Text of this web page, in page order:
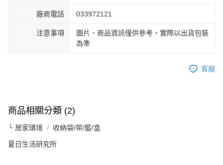
廠商電話 033972121
注意事項
圖片、商品資訊僅供參考，實際以出貨包裝
為準
客服
商品相關分類 (2)
└ 居家環境 收納袋/架/籃/盒
夏日生活研究所